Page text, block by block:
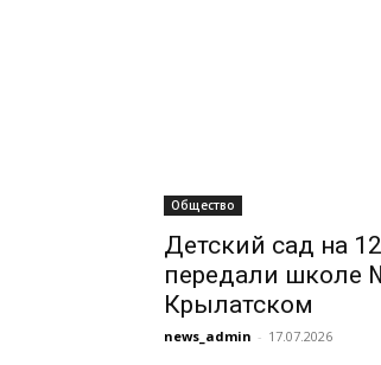
Общество
Детский сад на
передали школе
Крылатском
news_admin - 17.07.2026